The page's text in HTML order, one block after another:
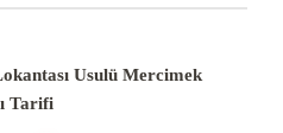
Usulü Mercimek
Tarifi